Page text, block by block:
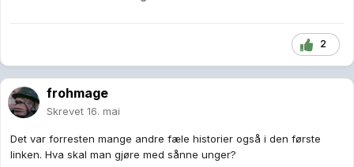
2
frohmage
Skrevet 16. mai
Det var forresten mange andre fæle historier også i den første
linken. Hva skal man gjøre med sånne unger?